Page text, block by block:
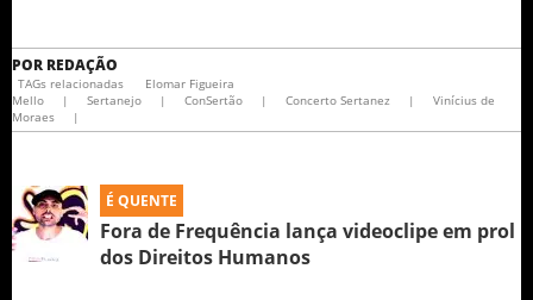
POR REDAÇÃO
TAGs relacionadas
Elomar Figueira
Mello
| Sertanejo | ConSertão | Concerto Sertanez |
Vinícius de
Moraes
|
É QUENTE
Fora de Frequência lança videoclipe em prol